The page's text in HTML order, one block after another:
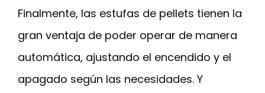
Finalmente, las estufas de pellets tienen la
gran ventaja de poder operar de manera
automática, ajustando el encendido y el
apagado según las necesidades. Y